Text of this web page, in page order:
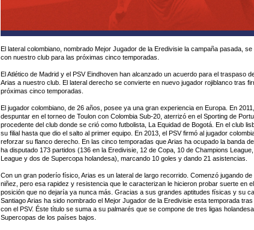
El lateral colombiano, nombrado Mejor Jugador de la Eredivisie la campaña pasada,
con nuestro club para las próximas cinco temporadas.
El Atlético de Madrid y el PSV Eindhoven han alcanzado un acuerdo para el traspaso
Arias a nuestro club. El lateral derecho se convierte en nuevo jugador rojiblanco tras
próximas cinco temporadas.
El jugador colombiano, de 26 años, posee ya una gran experiencia en Europa. En
despuntar en el torneo de Toulon con Colombia Sub-20, aterrizó en el Sporting de
procedente del club donde se crió como futbolista, La Equidad de Bogotá. En el club
su filial hasta que dio el salto al primer equipo. En 2013, el PSV firmó al jugador
reforzar su flanco derecho. En las cinco temporadas que Arias ha ocupado la banda
ha disputado 173 partidos (136 en la Eredivisie, 12 de Copa, 10 de Champions
League y dos de Supercopa holandesa), marcando 10 goles y dando 21 asistencias.
Con un gran poderío físico, Arias es un lateral de largo recorrido. Comenzó jugando de
niñez, pero esa rapidez y resistencia que le caracterizan le hicieron probar suerte en el
posición que no dejaría ya nunca más. Gracias a sus grandes aptitudes físicas y su
Santiago Arias ha sido nombrado el Mejor Jugador de la Eredivisie esta temporada
con el PSV. Éste título se suma a su palmarés que se compone de tres ligas
Supercopas de los países bajos.